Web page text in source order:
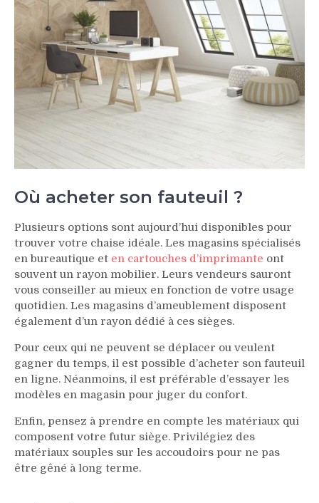
Où acheter son fauteuil ?
Plusieurs options sont aujourd’hui disponibles pour
trouver votre chaise idéale. Les magasins spécialisés
en bureautique et en cartouches d’imprimante ont
souvent un rayon mobilier. Leurs vendeurs sauront
vous conseiller au mieux en fonction de votre usage
quotidien. Les magasins d’ameublement disposent
également d’un rayon dédié à ces sièges.
Pour ceux qui ne peuvent se déplacer ou veulent
gagner du temps, il est possible d’acheter son fauteuil
en ligne. Néanmoins, il est préférable d’essayer les
modèles en magasin pour juger du confort.
Enfin, pensez à prendre en compte les matériaux qui
composent votre futur siège. Privilégiez des
matériaux souples sur les accoudoirs pour ne pas
être gêné à long terme.